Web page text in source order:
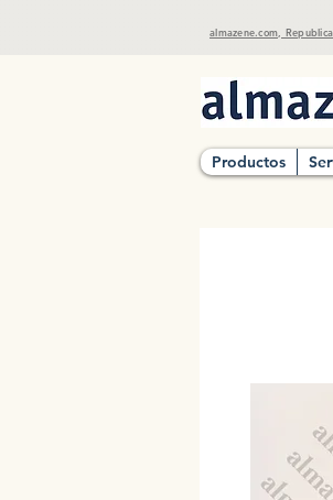
almazene.com,
Productos